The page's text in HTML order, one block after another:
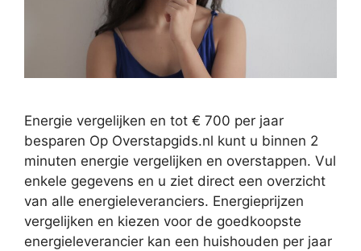
Energie vergelijken en tot € 700 per jaar
besparen Op Overstapgids.nl kunt u binnen 2
minuten energie vergelijken en overstappen. Vul
enkele gegevens en u ziet direct een overzicht
van alle energieleveranciers. Energieprijzen
vergelijken en kiezen voor de goedkoopste
energieleverancier kan een huishouden per jaar